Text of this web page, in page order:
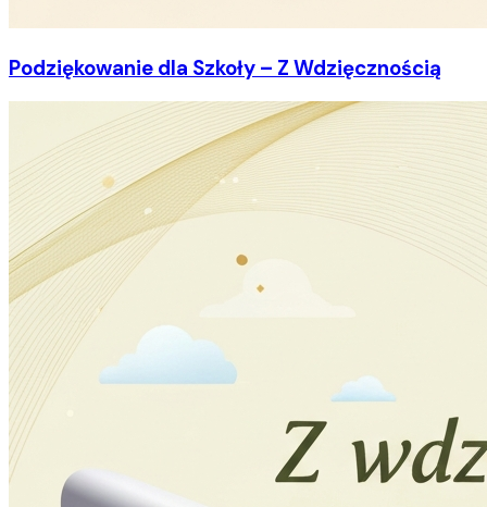
Podziękowanie dla Szkoły – Z Wdzięcznością